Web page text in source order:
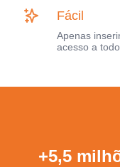
Fácil
Apenas
acesso a
+5,5